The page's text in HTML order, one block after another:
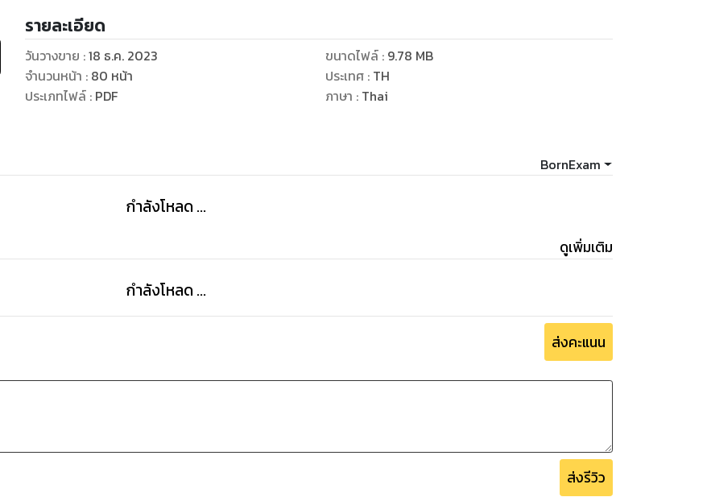
- สถิติการเรียกบรรจุปี 2560-2564 (เรียกหมดหรือไม่)
- แนวทางวิธีการเลือกเขตที่ควรสมัครสอบ (สอบที่ไหนดี)
- การเรียกบรรจุข้ามเขตเรียกยังไงได้บ้าง
รายละเอียด
วันวางขาย :18 ธ.ค. 2023
จำนวนหน้า : 80 หน้า
ประเภทไฟล์: PDF
ขนาดไฟล์: 9.78 MB
ประเทศ : TH
ภาษา : Thai
BornExam
กำลังโหลด ...
ดูเพิ่มเติม
กำลังโหลด ...
ส่งคะแนน
ส่งรีวิว